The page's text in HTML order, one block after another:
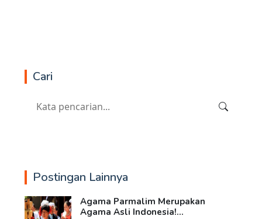
Cari
Postingan Lainnya
Agama Parmalim Merupakan
Agama Asli Indonesia!...